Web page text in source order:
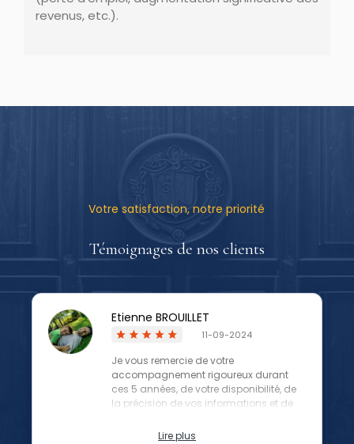
revenus, etc.).
Votre satisfaction, notre priorité
Témoignages de nos clients
Etienne BROUILLET
11-09-2024
Je vous remercie de votre
accompagnement rigoureux durant
ces 5 années, de votre disponibilité, de
la précision de vos informations et de
Lire plus